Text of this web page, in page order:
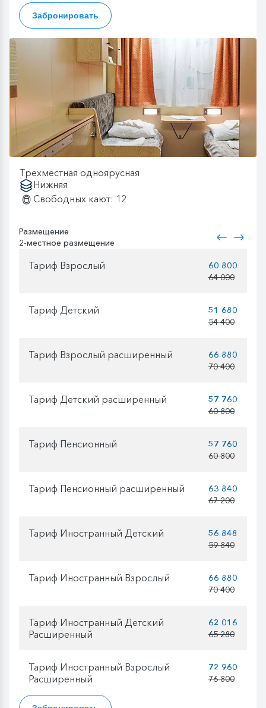
Забронировать
Трехместная одноярусная
Нижняя
Свободных кают: 12
Размещение
2-местное размещение
Тариф Взрослый
60 800
64 000
Тариф Детский
51 680
54 400
Тариф Взрослый расширенный
66 880
70 400
Тариф Детский расширенный
57 760
60 800
Тариф Пенсионный
57 760
60 800
Тариф Пенсионный расширенный
63 840
67 200
Тариф Иностранный Детский
56 848
59 840
Тариф Иностранный Взрослый
66 880
70 400
Тариф Иностранный Детский
Расширенный
62 016
65 280
Тариф Иностранный Взрослый
Расширенный
72 960
76 800